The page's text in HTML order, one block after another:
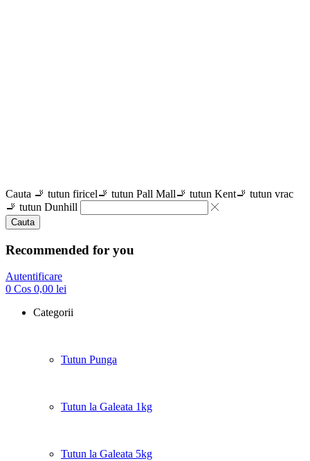
Cauta 🚬 tutun firicel🚬 tutun Pall Mall🚬 tutun Kent🚬 tutun vrac
🚬 tutun Dunhill
Cauta
Recommended for you
Autentificare
0 Cos 0,00 lei
Categorii
Tutun Punga
Tutun la Galeata 1kg
Tutun la Galeata 5kg